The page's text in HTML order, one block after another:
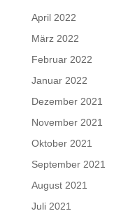
April 2022
März 2022
Februar 2022
Januar 2022
Dezember 2021
November 2021
Oktober 2021
September 2021
August 2021
Juli 2021